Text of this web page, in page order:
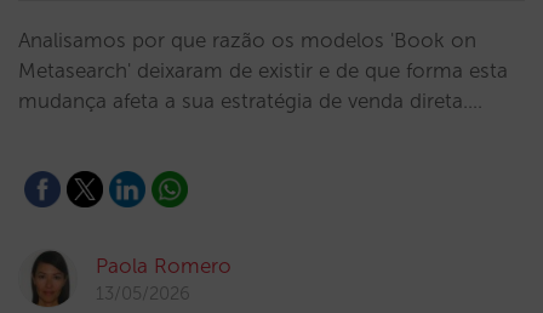
Analisamos por que razão os modelos 'Book on
Metasearch' deixaram de existir e de que forma esta
mudança afeta a sua estratégia de venda direta.…
Paola Romero
13/05/2026